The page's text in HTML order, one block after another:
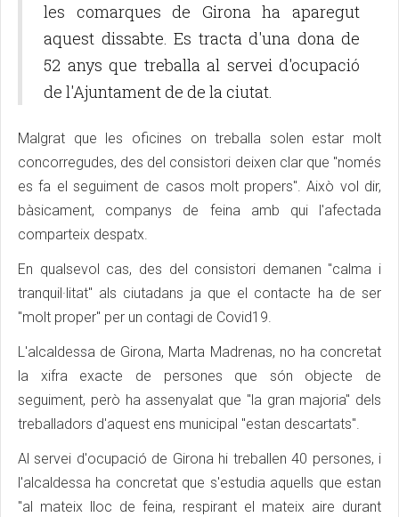
les comarques de Girona ha aparegut
aquest dissabte. Es tracta d'una dona de
52 anys que treballa al servei d'ocupació
de l'Ajuntament de de la ciutat.
Malgrat que les oficines on treballa solen estar molt
concorregudes, des del consistori deixen clar que "només
es fa el seguiment de casos molt propers". Això vol dir,
bàsicament, companys de feina amb qui l'afectada
comparteix despatx.
En qualsevol cas, des del consistori demanen "calma i
tranquil·litat" als ciutadans ja que el contacte ha de ser
"molt proper" per un contagi de Covid19.
L'alcaldessa de Girona, Marta Madrenas, no ha concretat
la xifra exacte de persones que són objecte de
seguiment, però ha assenyalat que "la gran majoria" dels
treballadors d'aquest ens municipal "estan descartats".
Al servei d'ocupació de Girona hi treballen 40 persones, i
l'alcaldessa ha concretat que s'estudia aquells que estan
"al mateix lloc de feina, respirant el mateix aire durant